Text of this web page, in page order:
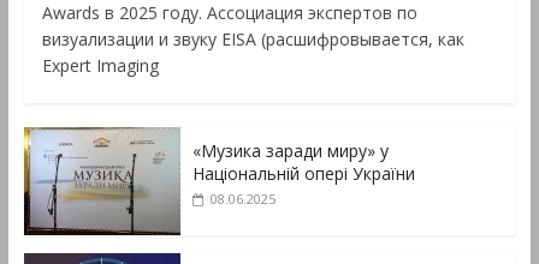
Awards в 2025 году. Ассоциация экспертов по
визуализации и звуку EISA (расшифровывается, как
Expert Imaging
«Музика заради миру» у
Національній опері України
08.06.2025